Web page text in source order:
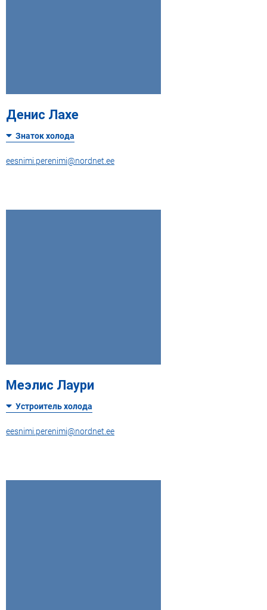
Денис Лахе
Знаток холода
eesnimi.perenimi@nordnet.ee
Меэлис Лаури
Устроитель холода
eesnimi.perenimi@nordnet.ee